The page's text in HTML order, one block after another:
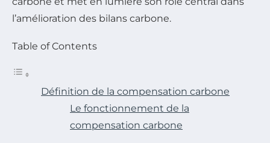
l’amélioration des bilans carbone.
Table of Contents
Définition de la compensation carbone
Le fonctionnement de la
compensation carbone